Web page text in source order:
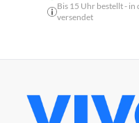
Bis 15 Uhr bestellt - in
versendet